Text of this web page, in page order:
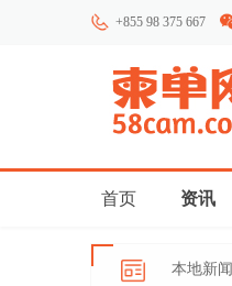
+855 98 375 667
首页 资讯
本地新闻